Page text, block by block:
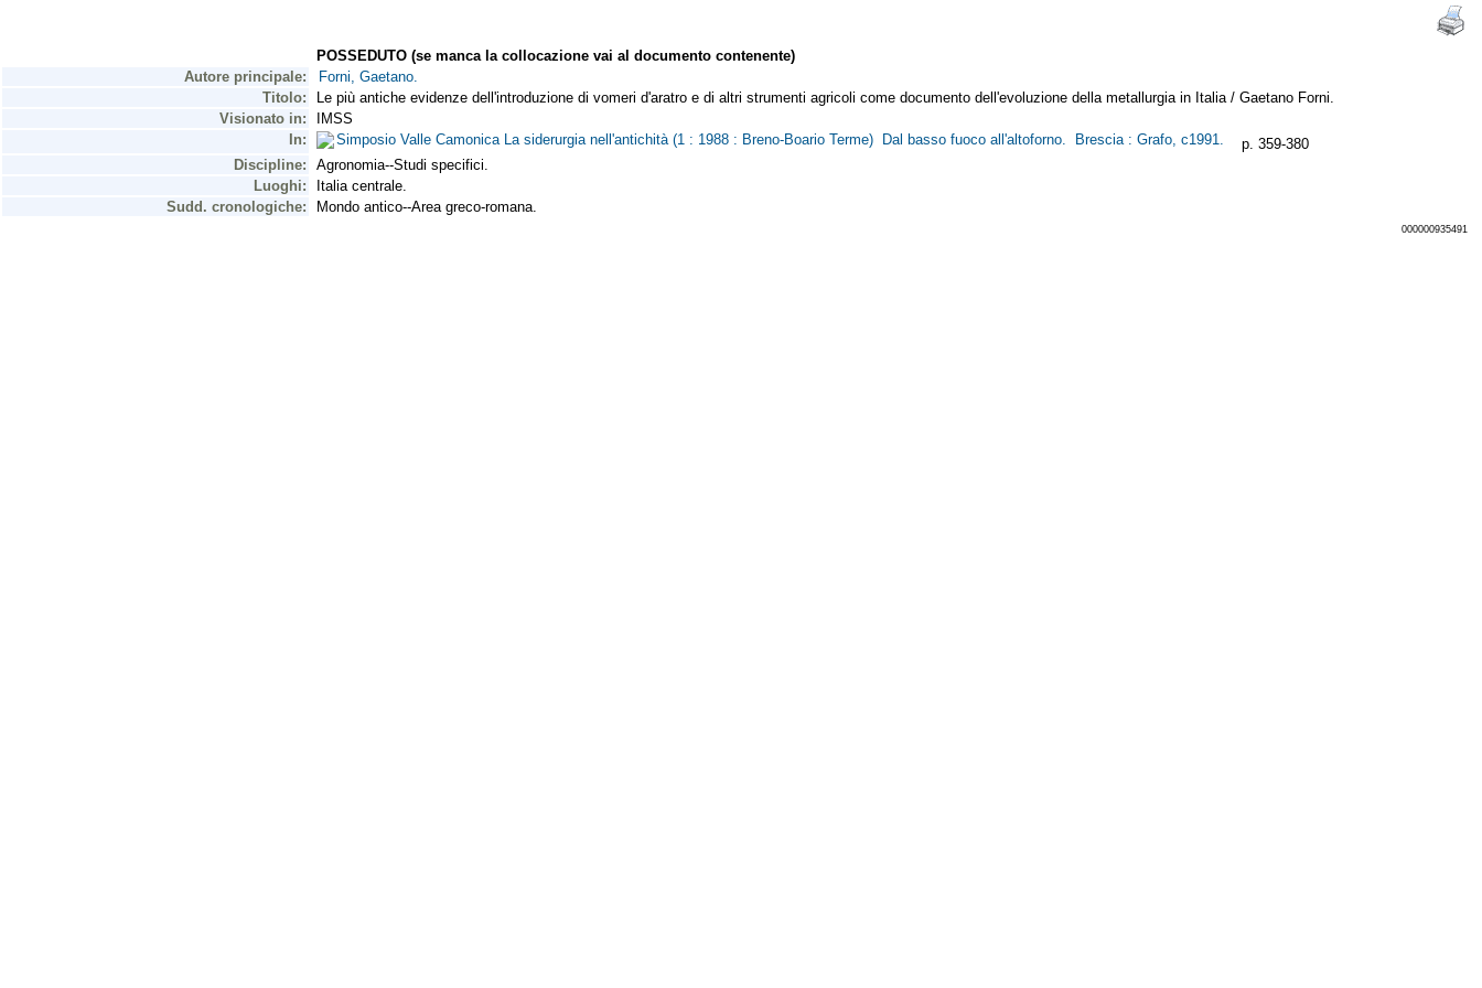
POSSEDUTO (se manca la collocazione vai al documento contenente)
Autore principale:
Forni, Gaetano.
Titolo:
Le più antiche evidenze dell'introduzione di vomeri d'aratro e di altri strumenti agricoli come documento dell'evoluzione della metallurgia in Italia / Gaetano Forni.
Visionato in:
IMSS
In:
Simposio Valle Camonica La siderurgia nell'antichità (1 : 1988 : Breno-Boario Terme) Dal basso fuoco all'altoforno. Brescia : Grafo, c1991.
p. 359-380
Discipline:
Agronomia--Studi specifici.
Luoghi:
Italia centrale.
Sudd. cronologiche:
Mondo antico--Area greco-romana.
000000935491